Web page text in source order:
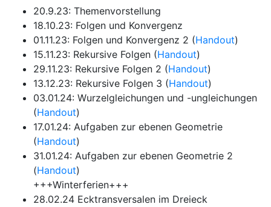
20.9.23: Themenvorstellung
18.10.23: Folgen und Konvergenz
01.11.23: Folgen und Konvergenz 2 (Handout)
15.11.23: Rekursive Folgen (Handout)
29.11.23: Rekursive Folgen 2 (Handout)
13.12.23: Rekursive Folgen 3 (Handout)
03.01.24: Wurzelgleichungen und -ungleichungen
(Handout)
17.01.24: Aufgaben zur ebenen Geometrie
(Handout)
31.01.24: Aufgaben zur ebenen Geometrie 2
(Handout)
+++Winterferien+++
28.02.24 Ecktransversalen im Dreieck